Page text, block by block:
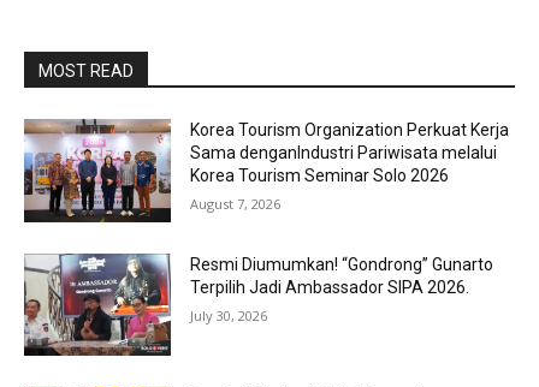
MOST READ
Korea Tourism Organization Perkuat Kerja
Sama denganIndustri Pariwisata melalui
Korea Tourism Seminar Solo 2026
August 7, 2026
Resmi Diumumkan! “Gondrong” Gunarto
Terpilih Jadi Ambassador SIPA 2026.
July 30, 2026